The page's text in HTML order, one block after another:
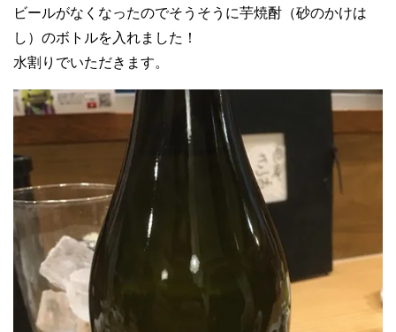
ビールがなくなったのでそうそうに芋焼酎（砂のかけは
し）のボトルを入れました！
水割りでいただきます。